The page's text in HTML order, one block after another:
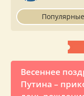
Популярные
Весеннее
Путина –